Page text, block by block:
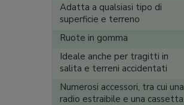
Adatta a qualsiasi tipo di
superficie e terreno
Ruote in gomma
Ideale anche per tragitti in
salita e terreni accidentati
Numerosi accessori, tra cui una
radio estraibile e una cassetta